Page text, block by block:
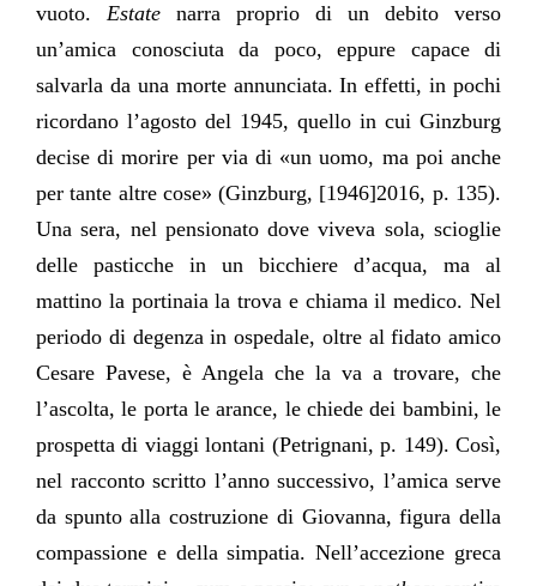
vuoto. Estate narra proprio di un debito verso
un’amica conosciuta da poco, eppure capace di
salvarla da una morte annunciata. In effetti, in pochi
ricordano l’agosto del 1945, quello in cui Ginzburg
decise di morire per via di «un uomo, ma poi anche
per tante altre cose» (Ginzburg, [1946]2016, p. 135).
Una sera, nel pensionato dove viveva sola, scioglie
delle pasticche in un bicchiere d’acqua, ma al
mattino la portinaia la trova e chiama il medico. Nel
periodo di degenza in ospedale, oltre al fidato amico
Cesare Pavese, è Angela che la va a trovare, che
l’ascolta, le porta le arance, le chiede dei bambini, le
prospetta di viaggi lontani (Petrignani, p. 149). Così,
nel racconto scritto l’anno successivo, l’amica serve
da spunto alla costruzione di Giovanna, figura della
compassione e della simpatia. Nell’accezione greca